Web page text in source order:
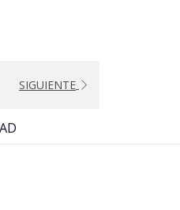
SIGUIENTE